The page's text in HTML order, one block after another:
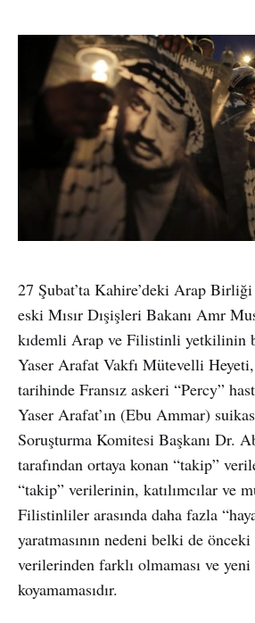
27 Şubat’ta Kahire’deki Arap Birliği
eski Mısır Dışişleri Bakanı Amr
kıdemli Arap ve Filistinli yetkilinin
Yaser Arafat Vakfı Mütevelli
tarihinde Fransız askeri “Percy”
Yaser Arafat’ın (Ebu Ammar)
Soruşturma Komitesi Başkanı Dr.
tarafından ortaya konan “takip”
“takip” verilerinin, katılımcılar ve
Filistinliler arasında daha fazla
yaratmasının nedeni belki de
verilerinden farklı olmaması ve
koyamamasıdır.